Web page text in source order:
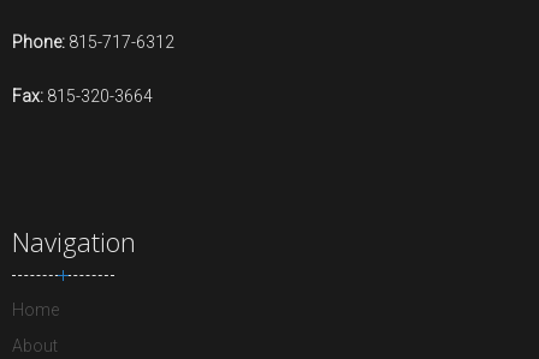
Phone: 815-717-6312
Fax: 815-320-3664
Navigation
Home
About